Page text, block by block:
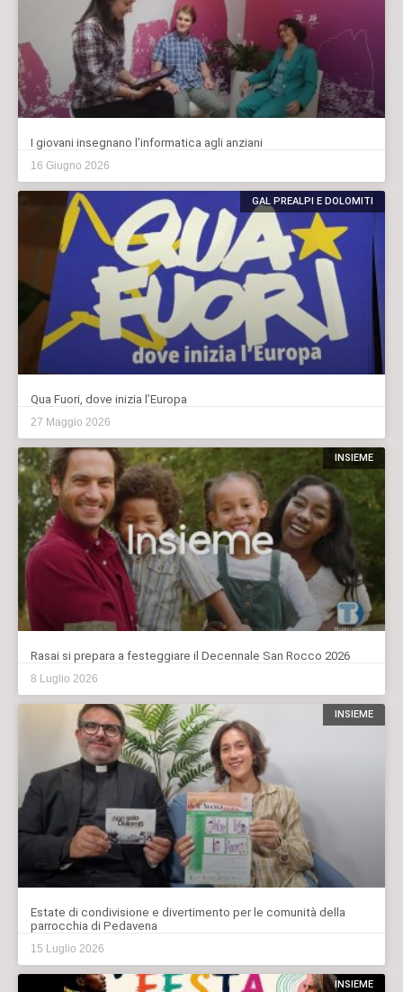
I giovani insegnano l’informatica agli anziani
16 Giugno 2026
GAL PREALPI E DOLOMITI
Qua Fuori, dove inizia l’Europa
27 Maggio 2026
INSIEME
Rasai si prepara a festeggiare il Decennale San Rocco 2026
8 Luglio 2026
INSIEME
Estate di condivisione e divertimento per le comunità della
parrocchia di Pedavena
15 Luglio 2026
INSIEME